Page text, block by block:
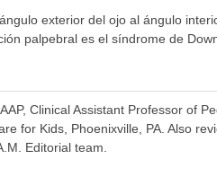
exterior del ojo al ángulo
palpebral es el síndrome de
Clinical Assistant Professor of
for Kids, Phoenixville, PA. Also
Editorial team.